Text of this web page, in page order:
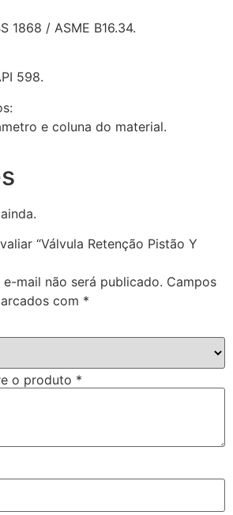
1868 / ASME B16.34.
598.
e coluna do material.
“Válvula Retenção Pistão Y
mail não será publicado. Campos
com *
o produto *